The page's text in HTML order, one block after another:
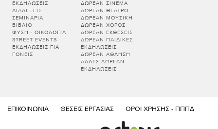
ΕΚΔΗΛΏΣΕΙΣ
ΔΙΑΛΕΞΕΙΣ -
ΣΕΜΙΝΑΡΙΑ
ΒΙΒΛΊΟ
ΦΎΣΗ - ΟΙΚΟΛΟΓΊΑ
STREET EVENTS
ΕΚΔΗΛΏΣΕΙΣ ΓΙΑ
ΓΟΝΕΊΣ
ΔΩΡΕΆΝ ΣΙΝΕΜΆ
ΔΩΡΕΆΝ ΘΈΑΤΡΟ
ΔΩΡΕΆΝ ΜΟΥΣΙΚΉ
ΔΩΡΕΆΝ ΧΟΡΌΣ
ΔΩΡΕΆΝ ΕΚΘΈΣΕΙΣ
ΔΩΡΕΆΝ ΠΑΙΔΙΚΈΣ
ΕΚΔΗΛΏΣΕΙΣ
ΔΩΡΕΆΝ ΆΘΛΗΣΗ
ΆΛΛΕΣ ΔΩΡΕΆΝ
ΕΚΔΗΛΏΣΕΙΣ
ΕΠΙΚΟΙΝΩΝΊΑ ΘΈΣΕΙΣ ΕΡΓΑΣΊΑΣ ΌΡΟΙ ΧΡΉΣΗΣ - ΠΠΠΔ